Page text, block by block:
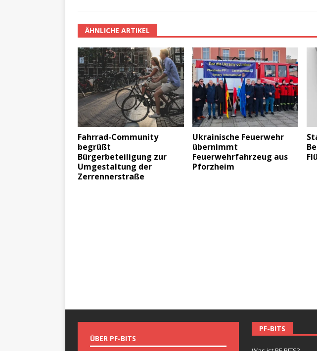
ÄHNLICHE ARTIKEL
Fahrrad-Community
begrüßt
Bürgerbeteiligung zur
Umgestaltung der
Zerrennerstraße
Ukrainische Feuerwehr
übernimmt
Feuerwehrfahrzeug aus
Pforzheim
ÜBER PF-BITS
PF-BITS